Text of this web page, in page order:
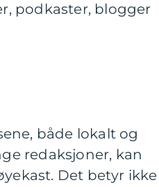
podkaster, blogger
både lokalt og
redaksjoner, kan
Det betyr ikke